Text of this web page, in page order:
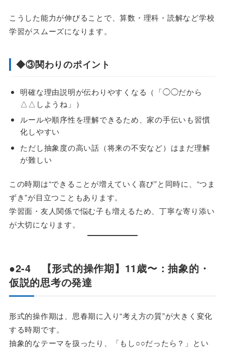
こうした能力が伸びることで、算数・理科・読解など学校
学習がスムーズになります。
◆③関わりのポイント
明確な理由説明が伝わりやすくなる（「◯◯だから
△△しようね」）
ルールや順序性を理解できるため、家の手伝いも習慣
化しやすい
ただし抽象度の高い話（将来の不安など）はまだ理解
が難しい
この時期は“できることが増えていく喜び”と同時に、“つま
ずき”が目立つこともあります。
学習面・友人関係で悩む子も増えるため、丁寧な寄り添い
が大切になります。
●2-4 【形式的操作期】11歳〜：抽象的・
仮説的思考の発達
形式的操作期は、思春期に入り“考え方の質”が大きく変化
する時期です。
抽象的なテーマを扱ったり、「もし○○だったら？」とい